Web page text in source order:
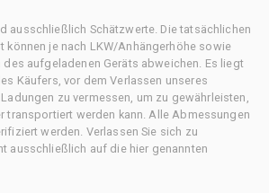
ausschließlich Schätzwerte. Die tatsächlichen
können je nach LKW/Anhängerhöhe sowie
aufgeladenen Geräts abweichen. Es liegt
Käufers, vor dem Verlassen unseres
zu vermessen, um zu gewährleisten,
transportiert werden kann. Alle Abmessungen
werden. Verlassen Sie sich zu
ausschließlich auf die hier genannten